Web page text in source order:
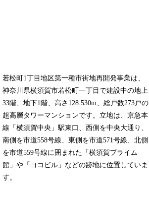
若松町1丁目地区第一種市街地再開発事業は、
神奈川県横須賀市若松町一丁目で建設中の地上
33階、地下1階、高さ128.530m、総戸数273戸の
超高層タワーマンションです。立地は、京急本
線「横須賀中央」駅東口、西側を中央大通り、
南側を市道558号線、東側を市道571号線、北側
を市道559号線に囲まれた「横須賀プライム
館」や「ヨコビル」などの跡地に位置していま
す。